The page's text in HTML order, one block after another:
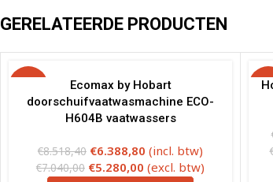
GERELATEERDE PRODUCTEN
Ecomax by Hobart
doorschuifvaatwasmachine ECO-
H604B vaatwassers
€8.518,40 €6.388,80 (incl. btw)
€7.040,00 €5.280,00 (excl. btw)
-